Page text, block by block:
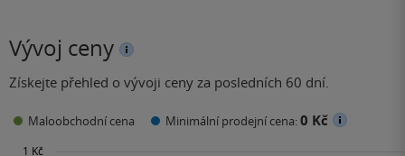
Vývoj ceny
Získejte přehled o vývoji ceny za posledních 60 dní.
Maloobchodní cena Minimální prodejní cena:0 Kč